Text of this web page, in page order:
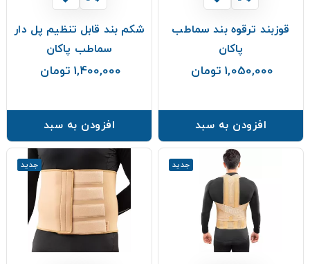
قوزبند ترقوه بند سماطب
پاکان
1,050,000 تومان
افزودن به سبد
شکم بند قابل تنظیم پل دار
سماطب پاکان
1,400,000 تومان
افزودن به سبد
جدید جدید